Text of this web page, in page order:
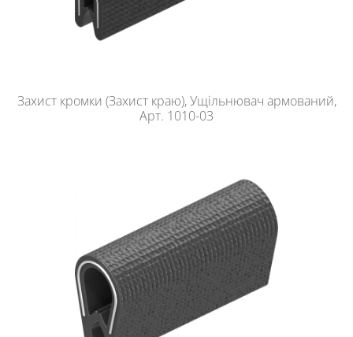
Захист кромки (Захист краю), Ущільнювач армований,
Арт. 1010-03